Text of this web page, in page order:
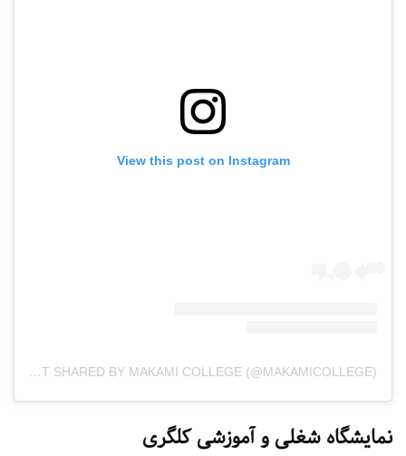
View this post on Instagram
A POST SHARED BY MAKAMI COLLEGE (@MAKAMICOLLEGE)
نمایشگاه شغلی و آموزشی کلگری